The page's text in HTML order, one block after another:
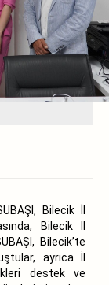
Bilecik İl
Bilecik İl
Bilecik’te
ayrıca İl
destek ve